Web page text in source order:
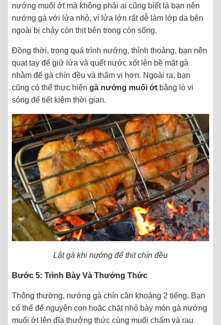
nướng muối ớt mà không phải ai cũng biết là bạn nên
nướng gà với lửa nhỏ, vì lửa lớn rất dễ làm lớp da bên
ngoài bị cháy còn thịt bên trong còn sống.
Đồng thời, trong quá trình nướng, thỉnh thoảng, bạn nên
quạt tay để giữ lửa và quết nước xốt lên bề mặt gà
nhằm để gà chín đều và thấm vị hơn. Ngoài ra, bạn
cũng có thể thực hiện gà nướng muối ớt bằng lò vi
sóng để tiết kiệm thời gian.
Lật gà khi nướng để thịt chín đều
Bước 5: Trình Bày Và Thưởng Thức
Thông thường, nướng gà chín cần khoảng 2 tiếng. Bạn
có thể để nguyên con hoặc chặt nhỏ bày món gà nướng
muối ớt lên đĩa thưởng thức cùng muối chấm và rau